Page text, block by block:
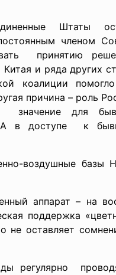
Штаты
членом
принятию
и ряда других
коалиции
причина – роль
значение для
в доступе к
воздушные базы
аппарат – на
поддержка
не оставляет
регулярно